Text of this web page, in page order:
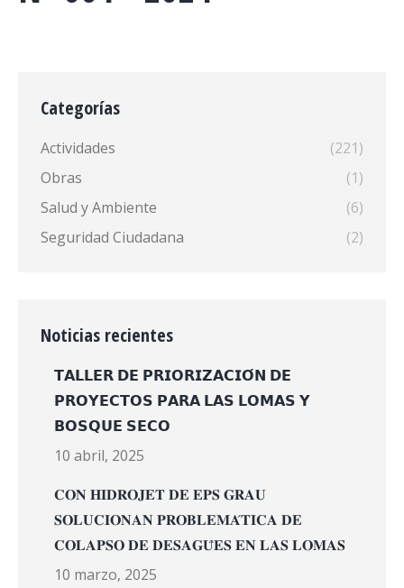
Categorías
Actividades
(221)
Obras
(1)
Salud y Ambiente
(6)
Seguridad Ciudadana
(2)
Noticias recientes
𝗧𝗔𝗟𝗟𝗘𝗥 𝗗𝗘 𝗣𝗥𝗜𝗢𝗥𝗜𝗭𝗔𝗖𝗜𝗢́𝗡 𝗗𝗘
𝗣𝗥𝗢𝗬𝗘𝗖𝗧𝗢𝗦 𝗣𝗔𝗥𝗔 𝗟𝗔𝗦 𝗟𝗢𝗠𝗔𝗦 𝗬
𝗕𝗢𝗦𝗤𝗨𝗘 𝗦𝗘𝗖𝗢
10 abril, 2025
𝐂𝐎𝐍 𝐇𝐈𝐃𝐑𝐎𝐉𝐄𝐓 𝐃𝐄 𝐄𝐏𝐒 𝐆𝐑𝐀𝐔
𝐒𝐎𝐋𝐔𝐂𝐈𝐎𝐍𝐀𝐍 𝐏𝐑𝐎𝐁𝐋𝐄𝐌𝐀́𝐓𝐈𝐂𝐀 𝐃𝐄
𝐂𝐎𝐋𝐀𝐏𝐒𝐎 𝐃𝐄 𝐃𝐄𝐒𝐀𝐆𝐔̈𝐄𝐒 𝐄𝐍 𝐋𝐀𝐒 𝐋𝐎𝐌𝐀𝐒
10 marzo, 2025